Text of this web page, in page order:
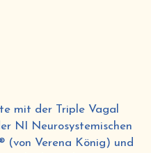
mit der Triple Vagal
NI Neurosystemischen
(von Verena König) und